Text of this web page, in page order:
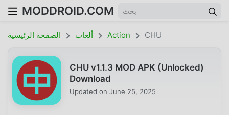
MODDROID.COM
الصفحة الرئيسية ألعاب Action CHU
CHU v1.1.3 MOD APK (Unlocked)
Download
Updated on June 25, 2025